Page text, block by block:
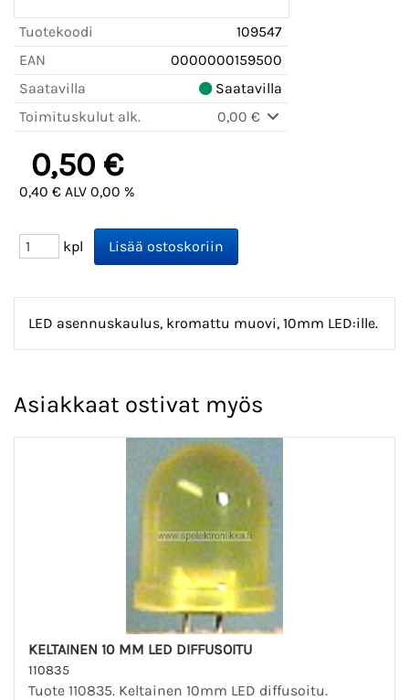
Tuotekoodi
109547
EAN
0000000159500
Saatavilla
Saatavilla
Toimituskulut alk.
0,00 €
0,50 €
0,40 € ALV 0,00 %
kpl
LED asennuskaulus, kromattu muovi, 10mm LED:ille.
Asiakkaat ostivat myös
KELTAINEN 10 MM LED DIFFUSOITU
110835
Tuote 110835. Keltainen 10mm LED diffusoitu.